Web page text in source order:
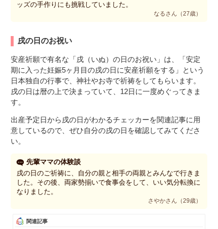
ッズの手作りにも挑戦していました。
なるさん（27歳）
戌の日のお祝い
安産祈願で有名な「戌（いぬ）の日のお祝い」は、「安定
期に入った妊娠5ヶ月目の戌の日に安産祈願をする」という
日本独自の行事で、神社やお寺で祈祷をしてもらいます。
戌の日は暦の上で決まっていて、12日に一度めぐってきま
す。
出産予定日から戌の日がわかるチェッカーを関連記事に用
意しているので、ぜひ自分の戌の日を確認してみてくださ
い。
先輩ママの体験談
戌の日のご祈祷に、自分の親と相手の両親とみんなで行きま
した。その後、両家勢揃いで食事会をして、いい気分転換に
なりました。
さやかさん（29歳）
関連記事